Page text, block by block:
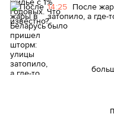
14:25 После
затопило, а где-
было